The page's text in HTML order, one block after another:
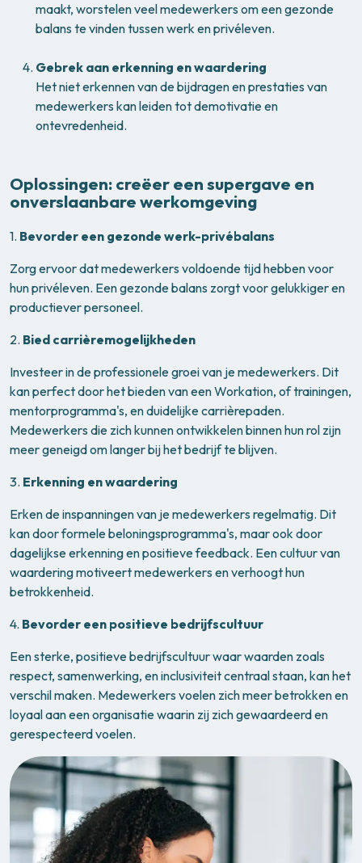
maakt, worstelen veel medewerkers om een gezonde
balans te vinden tussen werk en privéleven.
Gebrek aan erkenning en waardering
Het niet erkennen van de bijdragen en prestaties van
medewerkers kan leiden tot demotivatie en
ontevredenheid.
Oplossingen: creëer een supergave en
onverslaanbare werkomgeving
1. Bevorder een gezonde werk-privébalans
Zorg ervoor dat medewerkers voldoende tijd hebben voor
hun privéleven. Een gezonde balans zorgt voor gelukkiger en
productiever personeel.
2. Bied carrièremogelijkheden
Investeer in de professionele groei van je medewerkers. Dit
kan perfect door het bieden van een Workation, of trainingen,
mentorprogramma's, en duidelijke carrièrepaden.
Medewerkers die zich kunnen ontwikkelen binnen hun rol zijn
meer geneigd om langer bij het bedrijf te blijven.
3. Erkenning en waardering
Erken de inspanningen van je medewerkers regelmatig. Dit
kan door formele beloningsprogramma's, maar ook door
dagelijkse erkenning en positieve feedback. Een cultuur van
waardering motiveert medewerkers en verhoogt hun
betrokkenheid.
4. Bevorder een positieve bedrijfscultuur
Een sterke, positieve bedrijfscultuur waar waarden zoals
respect, samenwerking, en inclusiviteit centraal staan, kan het
verschil maken. Medewerkers voelen zich meer betrokken en
loyaal aan een organisatie waarin zij zich gewaardeerd en
gerespecteerd voelen.